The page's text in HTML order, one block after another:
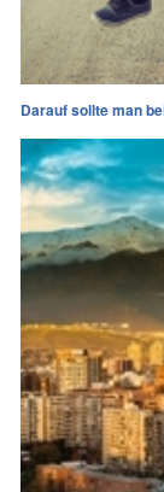
Darauf sollte man